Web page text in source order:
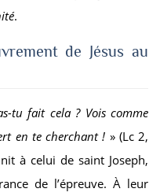
.
de Jésus au
tu fait cela ? Vois comme
en te cherchant ! » (Lc 2,
à celui de saint Joseph,
de l’épreuve. À leur